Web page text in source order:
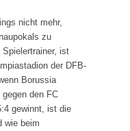
nicht mehr,
zu
ist
der DFB-
Borussia
den FC
gewinnt, ist die
wie beim